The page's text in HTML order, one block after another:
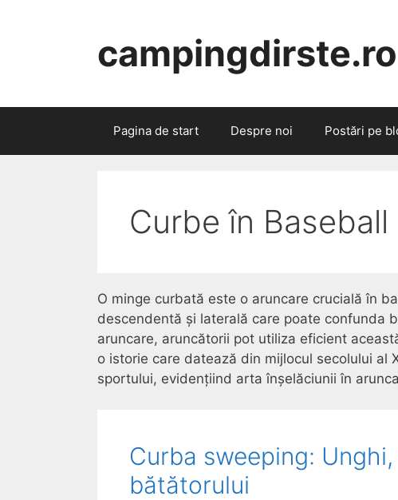
campingdirste.ro
Pagina de start Despre noi Postări pe
Curbe în Baseball
O minge curbată este o aruncare crucială în
descendentă și laterală care poate confunda
aruncare, aruncătorii pot utiliza eficient
o istorie care datează din mijlocul secolului al
sportului, evidențiind arta înșelăciunii în
Curba sweeping:
bătătorului